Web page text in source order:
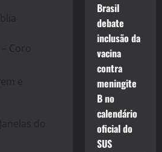
Coro
e
do
Brasil
debate
inclusão da
vacina
contra
meningite
B no
calendário
oficial do
SUS